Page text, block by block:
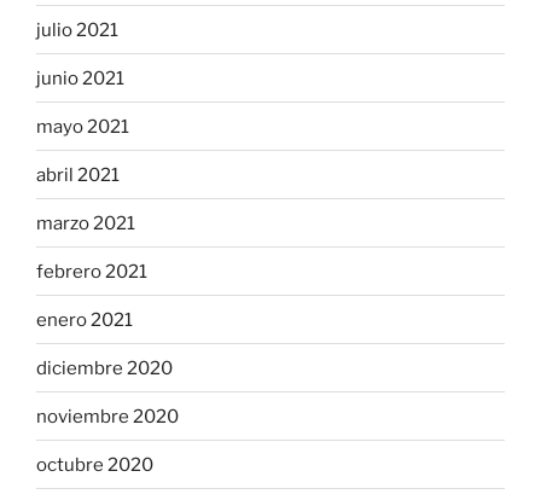
julio 2021
junio 2021
mayo 2021
abril 2021
marzo 2021
febrero 2021
enero 2021
diciembre 2020
noviembre 2020
octubre 2020